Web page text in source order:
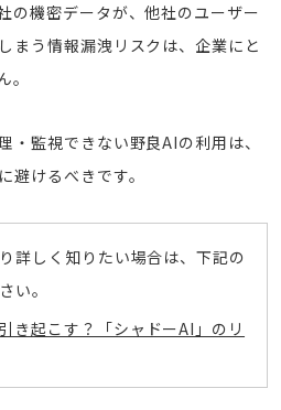
の機密データが、他社のユーザー
まう情報漏洩リスクは、企業にと
・監視できない野良AIの利用は、
避けるべきです。
詳しく知りたい場合は、下記の
い。
き起こす？「シャドーAI」のリ